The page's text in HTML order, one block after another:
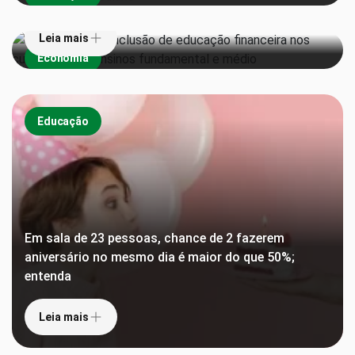
Economia
Leia mais
Educação
Em sala de 23 pessoas, chance de 2 fazerem
aniversário no mesmo dia é maior do que 50%;
entenda
Leia mais
De ‘Torto Arado’ a ‘Chico Bento’: veja TOP 10 de
livros mais emprestados pelo MEC em plataforma
gratuita